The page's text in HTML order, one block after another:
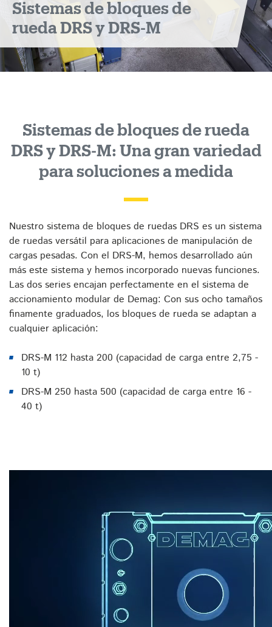
y
DRS-
M
Sistemas de bloques de
rueda DRS y DRS-M
Sistemas de bloques de rueda
DRS y DRS-M: Una gran variedad
para soluciones a medida
Nuestro sistema de bloques de ruedas DRS es un sistema
de ruedas versátil para aplicaciones de manipulación de
cargas pesadas. Con el DRS-M, hemos desarrollado aún
más este sistema y hemos incorporado nuevas funciones.
Las dos series encajan perfectamente en el sistema de
accionamiento modular de Demag: Con sus ocho tamaños
finamente graduados, los bloques de rueda se adaptan a
cualquier aplicación:
DRS-M 112 hasta 200 (capacidad de carga entre 2,75 -
10 t)
DRS-M 250 hasta 500 (capacidad de carga entre 16 -
40 t)